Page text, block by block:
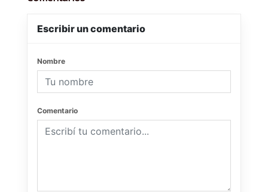
Escribir un comentario
Nombre
Comentario